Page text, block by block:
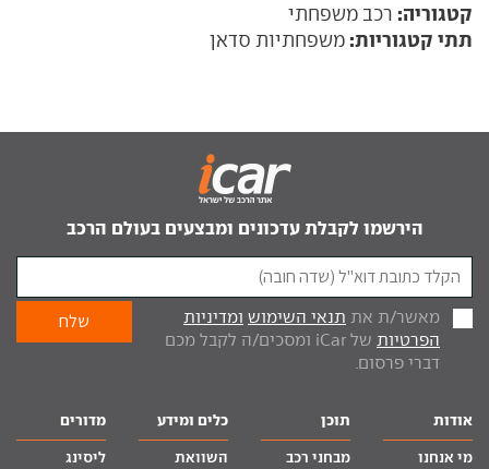
קטגוריה: רכב משפחתי
תתי קטגוריות: משפחתיות סדאן
הירשמו לקבלת עדכונים ומבצעים בעולם הרכב
מאשר/ת את תנאי השימוש ומדיניות
הפרטיות
של iCar ומסכים/ה לקבל מכם
דברי פרסום.
אודות
מי אנחנו
תוכן
מבחני רכב
כלים ומידע
השוואת
מדורים
ליסינג